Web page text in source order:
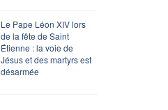
Le Pape Léon XIV lors
de la fête de Saint
Étienne : la voie de
Jésus et des martyrs est
désarmée